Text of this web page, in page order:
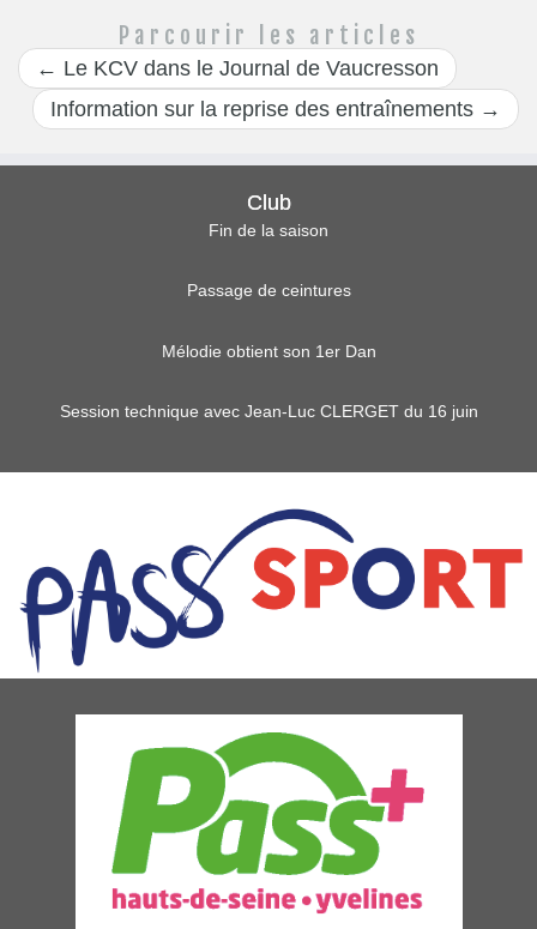
Parcourir les articles
← Le KCV dans le Journal de Vaucresson
Information sur la reprise des entraînements →
Club
Fin de la saison
Passage de ceintures
Mélodie obtient son 1er Dan
Session technique avec Jean-Luc CLERGET du 16 juin